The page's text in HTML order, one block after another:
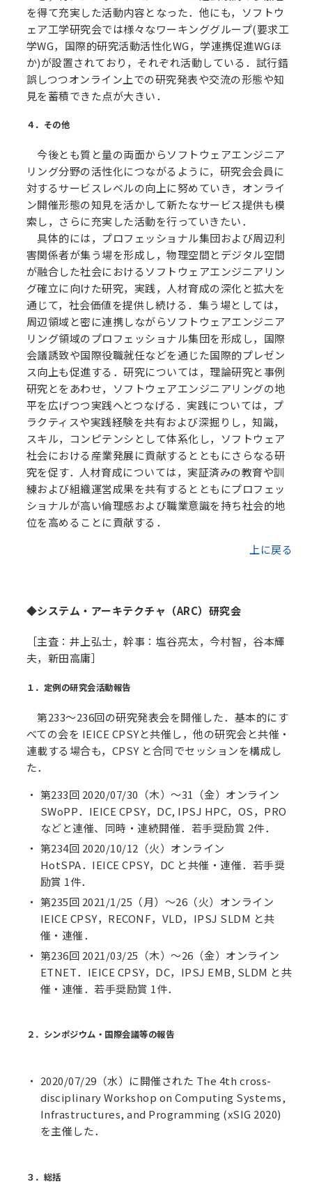
を得て充実した活動内容となった．他にも，ソフトウ
ェア工学研究会では様々なワーキンググループ(要求工
学WG，国際的研究活動活性化WG，学連携促進WGほ
か)が設置されており，それぞれ活動している．試行錯
誤しつつオンライン上での研究発表や交流の形態や知
見を蓄積できた点が大きい．
４．その他
今後とも質と量の両面からソフトウェアエンジニア
リング分野の活性化につながるように，研究会会員に
対するサービスレベルの向上に努めていき，オンライ
ン開催形態の知見を活かして新たなサービス提供も模
索し，さらに充実した活動を行っていきたい．
具体的には，プロフェッショナル集団および周辺利
害関係者が集う場を形成し，物理空間とデジタル空間
が融合した社会におけるソフトウェアエンジニアリン
グ確立に向けた研究，実践，人材育成の深化と拡大を
通じて，社会価値を提供し続ける．集う場としては，
周辺領域と密に連携しながらソフトウェアエンジニア
リング領域のプロフェッショナル集団を形成し，国際
会議誘致や国際役職就任などを通じた国際的プレゼン
ス向上も促進する．研究については，理論研究と事例
研究とをあわせ，ソフトウェアエンジニアリングの地
平を広げつつ実践へとつなげる．実践については，プ
ラクティスや実践経験を共有および深掘りし，知識，
スキル，コンピテンシとして体系化し，ソフトウェア
社会における産業発展に貢献するとともにさらなる研
究を促す．人材育成については，実証済みの教育や訓
練および組織運営成果を共有するとともにプロフェッ
ショナルが高い倫理感および職業意識を持ち社会的地
位を高めることに貢献する．
上に戻る
◆システム・アーキテクチャ（ARC）研究会
［主査：井上弘士，幹事：塩谷亮太，今村智，谷本輝
夫，新田高庸］
１．定例の研究会活動報告
第233～236回の研究発表会を開催した．基本的にす
べての会を IEICE CPSYと共催し，他の研究会と共催・
連載する場合も，CPSY と合同でセッションを構成し
た．
第233回 2020/07/30（木）～31（金）オンライン
SWoPP．IEICE CPSY，DC, IPSJ HPC，OS，PRO
などと連催、同時・連続開催．若手奨励賞 2件．
第234回 2020/10/12（火）オンライン
HotSPA．IEICE CPSY，DC と共催・連催．若手奨
励賞 1件．
第235回 2021/1/25（月）～26（火）オンライン
IEICE CPSY，RECONF，VLD，IPSJ SLDM と共
催・連催．
第236回 2021/03/25（木）～26（金）オンライン
ETNET．IEICE CPSY，DC，IPSJ EMB, SLDM と共
催・連催．若手奨励賞 1件．
２．シンポジウム・国際会議等の報告
2020/07/29（水）に開催された The 4th cross-
disciplinary Workshop on Computing Systems,
Infrastructures, and Programming (xSIG 2020)
を主催した．
３．総括